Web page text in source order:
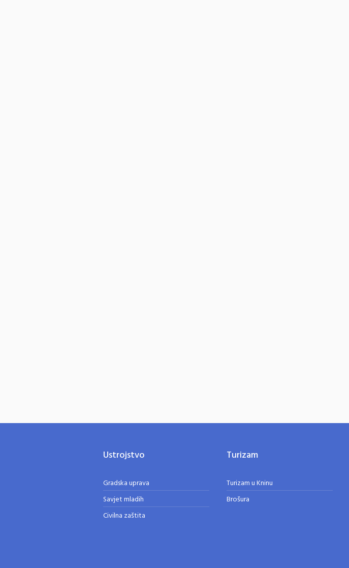
Ustrojstvo
Gradska uprava
Savjet mladih
Civilna zaštita
Turizam
Turizam u Kninu
Brošura